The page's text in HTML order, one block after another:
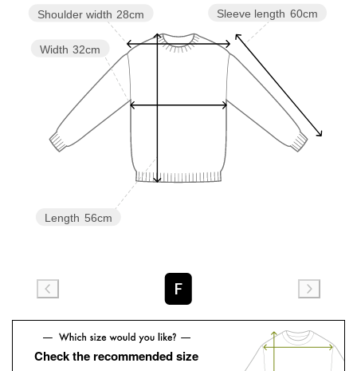
Sleeve length 60cm
Length 56cm
Width 32cm
Shoulder width 28cm
F
Check the recommended size